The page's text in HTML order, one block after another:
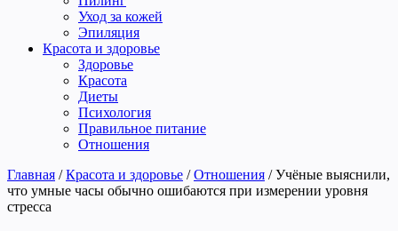
Уход за кожей
Эпиляция
Красота и здоровье
Здоровье
Красота
Диеты
Психология
Правильное питание
Отношения
Главная / Красота и здоровье / Отношения / Учёные выяснили,
что умные часы обычно ошибаются при измерении уровня
стресса